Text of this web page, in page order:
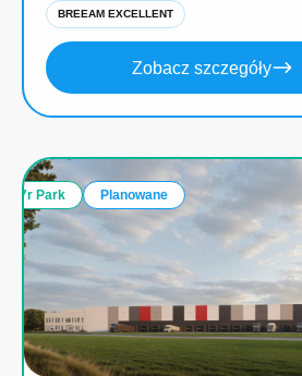
BREEAM EXCELLENT
Zobacz szczegóły
7r Park Planowane